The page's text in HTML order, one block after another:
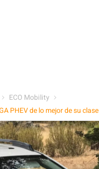
ECO Mobility
PHEV de lo mejor de su clase